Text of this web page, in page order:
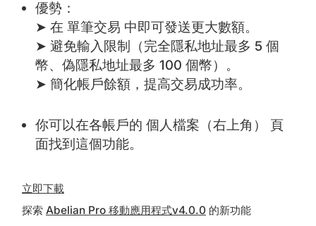
優勢：
➤ 在 單筆交易 中即可發送更大數額。
➤ 避免輸入限制（完全隱私地址最多 5 個
幣、偽隱私地址最多 100 個幣）。
➤ 簡化帳戶餘額，提高交易成功率。
你可以在各帳戶的 個人檔案（右上角） 頁
面找到這個功能。
立即下載
探索 Abelian Pro 移動應用程式v4.0.0 的新功能